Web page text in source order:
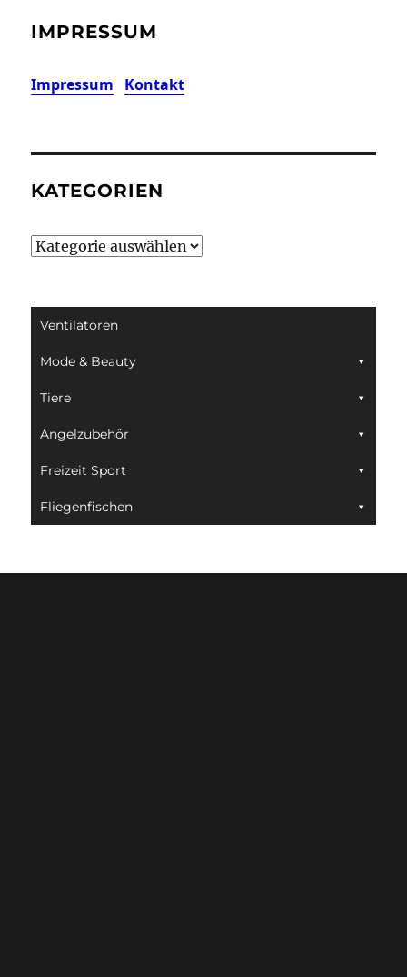
IMPRESSUM
Impressum Kontakt
KATEGORIEN
Kategorien
Ventilatoren
Mode & Beauty
Tiere
Angelzubehör
Freizeit Sport
Fliegenfischen